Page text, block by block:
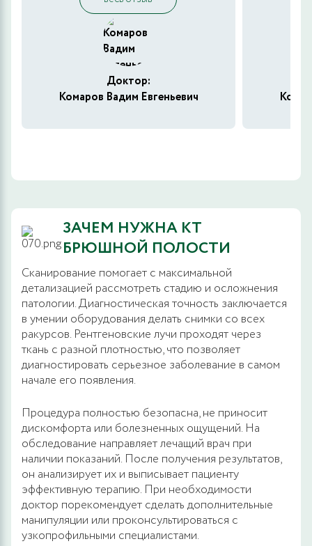
Доктор:
Комаров Вадим Евгеньевич
ЗАЧЕМ НУЖНА КТ
БРЮШНОЙ ПОЛОСТИ
Сканирование помогает с максимальной
детализацией рассмотреть стадию и осложнения
патологии. Диагностическая точность заключается
в умении оборудования делать снимки со всех
ракурсов. Рентгеновские лучи проходят через
ткань с разной плотностью, что позволяет
диагностировать серьезное заболевание в самом
начале его появления.
Процедура полностью безопасна, не приносит
дискомфорта или болезненных ощущений. На
обследование направляет лечащий врач при
наличии показаний. После получения результатов,
он анализирует их и выписывает пациенту
эффективную терапию. При необходимости
доктор порекомендует сделать дополнительные
манипуляции или проконсультироваться с
узкопрофильными специалистами.